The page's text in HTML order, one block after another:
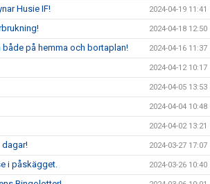
Husie IF! 2024-04-19 11:41
2024-04-18 12:50
både på hemma och bortaplan! 2024-04-16 11:37
2024-04-12 10:17
2024-04-05 13:53
2024-04-04 10:48
2024-04-02 13:21
dagar! 2024-03-27 17:07
i påskägget. 2024-03-26 10:40